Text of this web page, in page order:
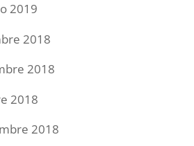
2019
2018
2018
2018
2018